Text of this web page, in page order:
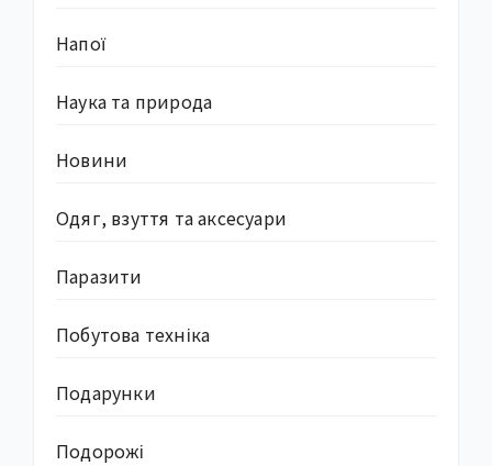
Напої
Наука та природа
Новини
Одяг, взуття та аксесуари
Паразити
Побутова техніка
Подарунки
Подорожі